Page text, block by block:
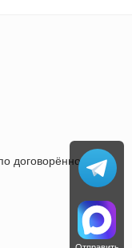
договорённости.